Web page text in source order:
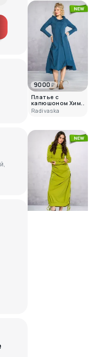
9000 ₽
Платье с
капюшоном Хим..
Radivaska